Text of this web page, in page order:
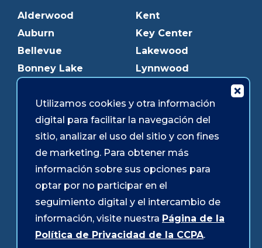
Alderwood
Auburn
Bellevue
Bonney Lake
Bothell
Burien
Downtown Olympia
Downtown Tacoma
Edmonds
Everett
Federal Way
Gig Harbor
Kent
Key Center
Lakewood
Lynnwood
Olympia
Pacific Ave
Parkland
Puyallup
Redmond
Shoreline
Southcenter
Westgate
Utilizamos cookies y otra información
digital para facilitar la navegación del
sitio, analizar el uso del sitio y con fines
de marketing. Para obtener más
información sobre sus opciones para
optar por no participar en el
seguimiento digital y el intercambio de
información, visite nuestra Página de la
Política de Privacidad de la CCPA.